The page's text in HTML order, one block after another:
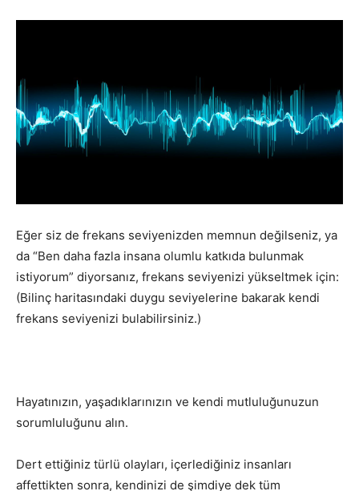
Eğer siz de frekans seviyenizden memnun değilseniz, ya
da “Ben daha fazla insana olumlu katkıda bulunmak
istiyorum” diyorsanız, frekans seviyenizi yükseltmek için:
(Bilinç haritasındaki duygu seviyelerine bakarak kendi
frekans seviyenizi bulabilirsiniz.)
Hayatınızın, yaşadıklarınızın ve kendi mutluluğunuzun
sorumluluğunu alın.
Dert ettiğiniz türlü olayları, içerlediğiniz insanları
affettikten sonra, kendinizi de şimdiye dek tüm